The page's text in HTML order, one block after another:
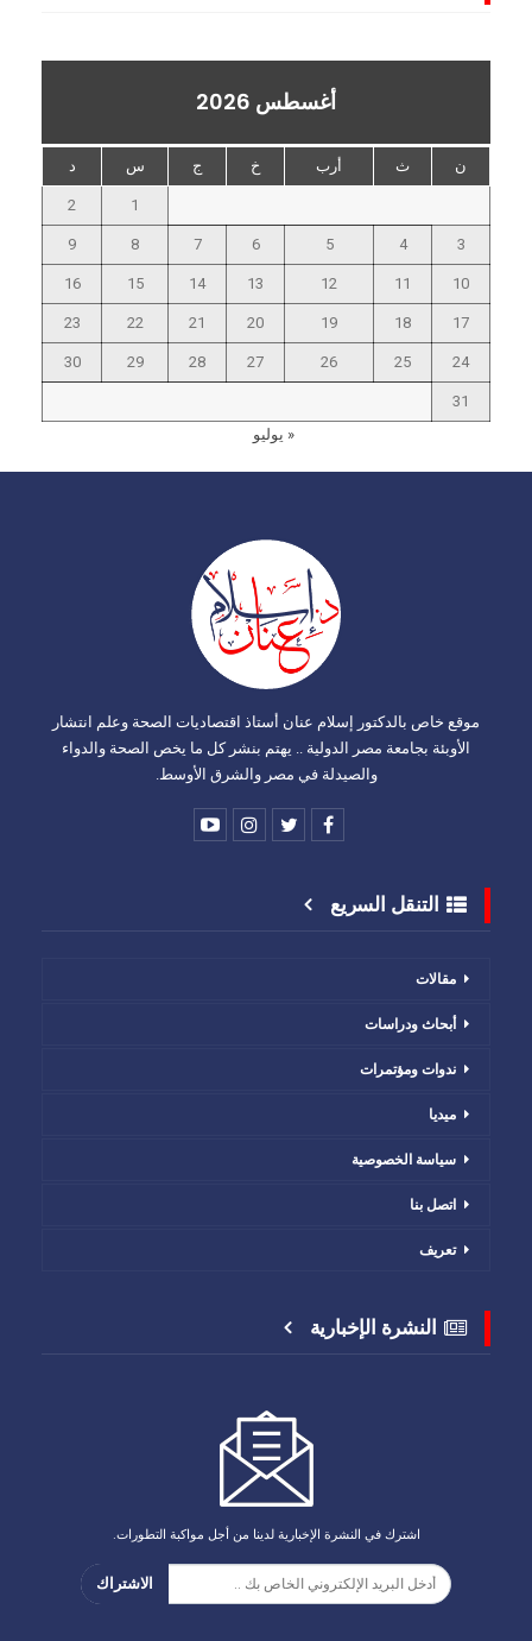
أغسطس 2026
ن ث أرب خ ج س د
1
2
3
4
5
6
7
8
9
10
11
12
13
14
15
16
17
18
19
20
21
22
23
24
25
26
27
28
29
30
31
« يوليو
موقع خاص بالدكتور إسلام عنان أستاذ اقتصاديات الصحة وعلم انتشار
الأوبئة بجامعة مصر الدولية .. يهتم بنشر كل ما يخص الصحة والدواء
والصيدلة في مصر والشرق الأوسط.
التنقل السريع
مقالات
أبحاث ودراسات
ندوات ومؤتمرات
ميديا
سياسة الخصوصية
اتصل بنا
تعريف
النشرة الإخبارية
اشترك في النشرة الإخبارية لدينا من أجل مواكبة التطورات.
الاشتراك